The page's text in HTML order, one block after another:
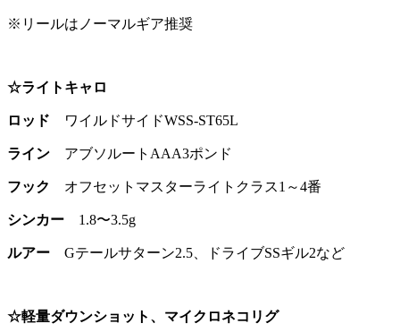
※リールはノーマルギア推奨
☆ライトキャロ
ロッド ワイルドサイドWSS-ST65L
ライン アブソルートAAA3ポンド
フック オフセットマスターライトクラス1～4番
シンカー 1.8〜3.5g
ルアー Gテールサターン2.5、ドライブSSギル2など
☆軽量ダウンショット、マイクロネコリグ